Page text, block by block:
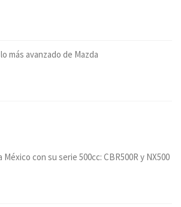
más avanzado de Mazda
México con su serie 500cc: CBR500R y NX500